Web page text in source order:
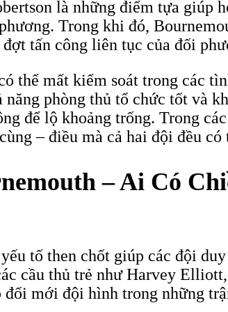
là những điểm tựa giúp
Trong khi đó,
tấn công liên tục của đối
thể mất kiểm soát trong các
phòng thủ tổ chức tốt và
để lộ khoảng trống. Trong
– điều mà cả hai đội đều
– Ai Có
tố then chốt giúp các đội
cầu thủ trẻ như Harvey
mới đội hình trong những